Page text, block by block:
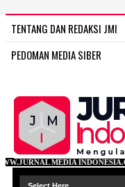
TENTANG DAN REDAKSI JMI
PEDOMAN MEDIA SIBER